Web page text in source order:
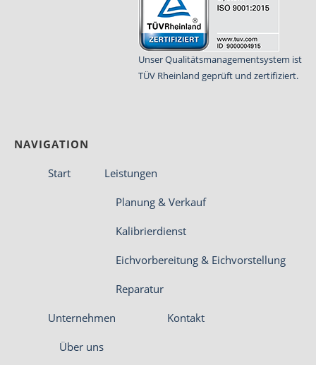
Unser Qualitätsmanagementsystem ist
TÜV Rheinland geprüft und zertifiziert.
NAVIGATION
Start Leistungen
Planung & Verkauf
Kalibrierdienst
Eichvorbereitung & Eichvorstellung
Reparatur
Unternehmen
Über uns
Kontakt